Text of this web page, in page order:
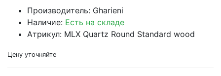
Производитель: Gharieni
Наличие: Есть на складе
Атрикул: MLX Quartz Round Standard wood
Цену уточняйте